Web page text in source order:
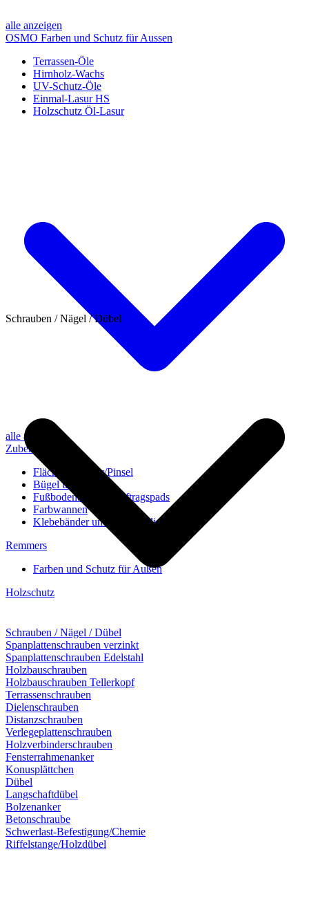
alle anzeigen
OSMO Farben und Schutz für Aussen
Terrassen-Öle
Hirnholz-Wachs
UV-Schutz-Öle
Einmal-Lasur HS
Holzschutz Öl-Lasur
alle anzeigen
Zubehör
Flächenstreicher/Pinsel
Bügel und Rollen
Fußbodenbürsten/Auftragspads
Farbwannen
Klebebänder und Abdeckvlies
Remmers
Farben und Schutz für Außen
Holzschutz
Schrauben / Nägel / Dübel
Schrauben / Nägel / Dübel
Spanplattenschrauben verzinkt
Spanplattenschrauben Edelstahl
Holzbauschrauben
Holzbauschrauben Tellerkopf
Terrassenschrauben
Dielenschrauben
Distanzschrauben
Verlegeplattenschrauben
Holzverbinderschrauben
Fensterrahmenanker
Konusplättchen
Dübel
Langschaftdübel
Bolzenanker
Betonschraube
Schwerlast-Befestigung/Chemie
Riffelstange/Holzdübel